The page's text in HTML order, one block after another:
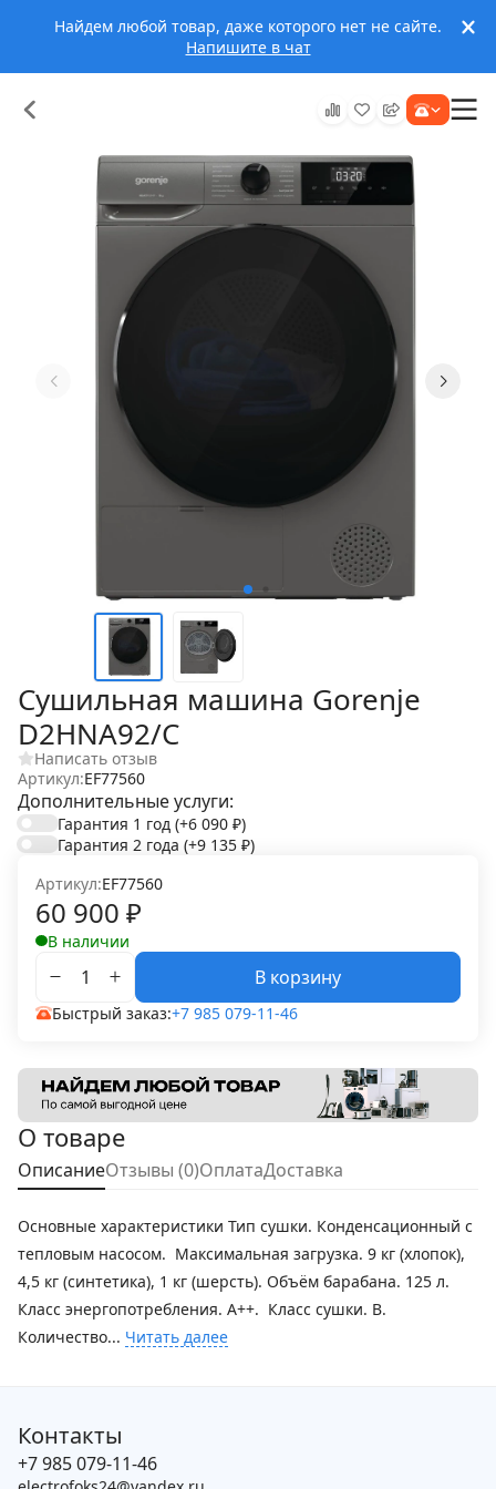
Найдем любой товар, даже которого нет не сайте.
Напишите в чат
Сушильная машина Gorenje
D2HNA92/C
Написать отзыв
Артикул:EF77560
Дополнительные услуги:
Гарантия 1 год (+6 090 ₽)
Гарантия 2 года (+9 135 ₽)
Артикул:EF77560
60 900 ₽
В наличии
В корзину
Быстрый заказ:+7 985 079-11-46
О товаре
ОписаниеОтзывы (0)ОплатаДоставка
Основные характеристики Тип сушки. Конденсационный с
тепловым насосом. Максимальная загрузка. 9 кг (хлопок),
4,5 кг (синтетика), 1 кг (шерсть). Объём барабана. 125 л.
Класс энергопотребления. A++. Класс сушки. B.
Количество... Читать далее
Контакты
+7 985 079-11-46